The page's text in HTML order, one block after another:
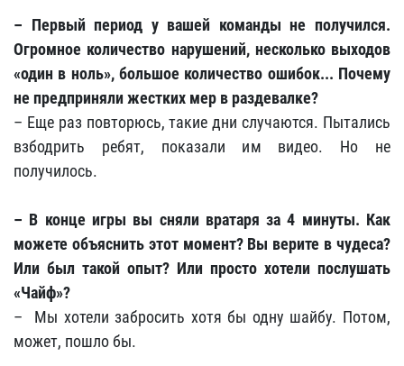
– Первый период у вашей команды не получился.
Огромное количество нарушений, несколько выходов
«один в ноль», большое количество ошибок... Почему
не предприняли жестких мер в раздевалке?
– Еще раз повторюсь, такие дни случаются. Пытались
взбодрить ребят, показали им видео. Но не
получилось.
– В конце игры вы сняли вратаря за 4 минуты. Как
можете объяснить этот момент? Вы верите в чудеса?
Или был такой опыт? Или просто хотели послушать
«Чайф»?
– Мы хотели забросить хотя бы одну шайбу. Потом,
может, пошло бы.